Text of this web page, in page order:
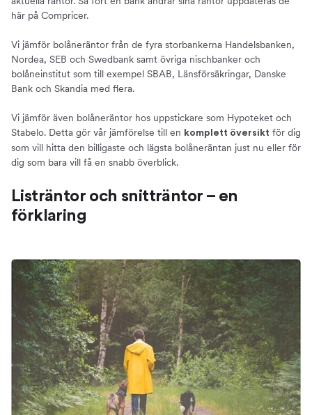
här på Compricer.
Vi jämför bolåneräntor från de fyra storbankerna Handelsbanken,
Nordea, SEB och Swedbank samt övriga nischbanker och
bolåneinstitut som till exempel SBAB, Länsförsäkringar, Danske
Bank och Skandia med flera.
Vi jämför även bolåneräntor hos uppstickare som Hypoteket och
Stabelo. Detta gör vår jämförelse till en komplett översikt för dig
som vill hitta den billigaste och lägsta bolåneräntan just nu eller för
dig som bara vill få en snabb överblick.
Listräntor och snitträntor – en
förklaring